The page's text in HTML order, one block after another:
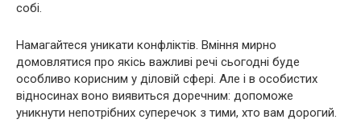
собі.
Намагайтеся уникати конфліктів. Вміння мирно
домовлятися про якісь важливі речі сьогодні буде
особливо корисним у діловій сфері. Але і в особистих
відносинах воно виявиться доречним: допоможе
уникнути непотрібних суперечок з тими, хто вам дорогий.